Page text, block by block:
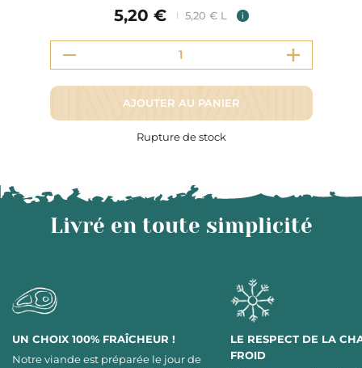
5,20 € 5,20 € L i
AJOUTER AU PANIER
Rupture de stock
Livré en toute simplicité
UN CHOIX 100% FRAÎCHEUR !
Notre viande est préparée le jour de
LE RESPECT DE LA
FROID